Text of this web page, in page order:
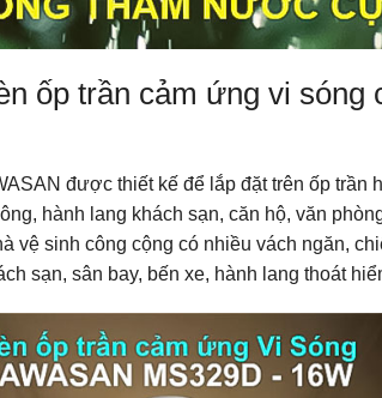
ốp trần cảm ứng vi sóng
được thiết kế để lắp đặt trên ốp trần
hành lang khách sạn, căn hộ, văn
vệ sinh công cộng có nhiều vách ngăn,
sạn, sân bay, bến xe, hành lang thoát